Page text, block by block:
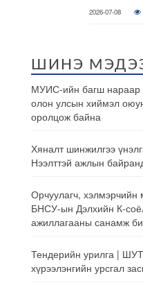
2026-07-08
ШИНЭ
МУИС-ийн багш нараар
олон улсын хиймэл
оролцож байна
Хяналт шинжилгээ
Нээлттэй ажлын
Орчуулагч, хэлмэрчийн
БНСУ-ын Дэлхийн К-
ажиллагааны санамж
Тендерийн урилга |
хүрээлэнгийн урсгал